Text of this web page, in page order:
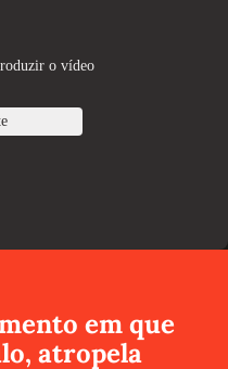
em que
atropela